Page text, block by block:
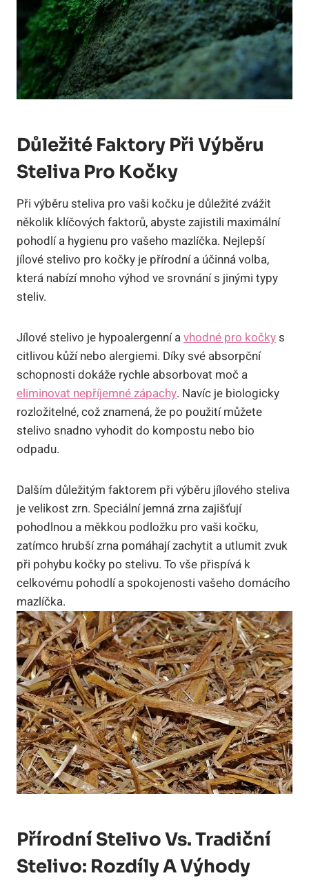
Důležité Faktory Při ‌výběru
Steliva⁤ Pro Kočky
Při výběru steliva ‌pro vaši kočku je⁣ důležité zvážit
několik klíčových faktorů, abyste ⁢zajistili maximální
pohodlí ‍a ⁢hygienu‍ pro⁢ vašeho mazlíčka. ⁣Nejlepší
jílové‍ stelivo pro kočky je přírodní a účinná volba,
která nabízí mnoho výhod ve srovnání s ​jinými typy
steliv.
Jílové ‌stelivo​ je‌ hypoalergenní a⁢vhodné pro kočkys
citlivou kůží ‍nebo alergiemi. Díky své absorpční
schopnosti dokáže rychle‌ absorbovat moč a‌
eliminovat nepříjemné‍ zápachy.⁤ Navíc je biologicky
rozložitelné, což znamená, ⁢že po použití můžete
stelivo snadno vyhodit‍ do kompostu​ nebo bio
odpadu.
Dalším ⁤důležitým faktorem‍ při výběru ‍jílového⁣ steliva
je velikost⁢ zrn. Speciální⁣ jemná⁢ zrna zajišťují
pohodlnou a‍ měkkou podložku pro‍ vaši kočku,
zatímco hrubší zrna pomáhají⁢ zachytit a ‌utlumit zvuk
při pohybu⁣ kočky po stelivu. To vše přispívá ⁢k
celkovému pohodlí ‌a spokojenosti⁤ vašeho domácího⁤
mazlíčka.
Přírodní Stelivo Vs. Tradiční
⁤stelivo: Rozdíly A Výhody